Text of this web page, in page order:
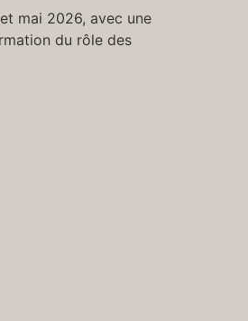
mai 2026, avec une
du rôle des